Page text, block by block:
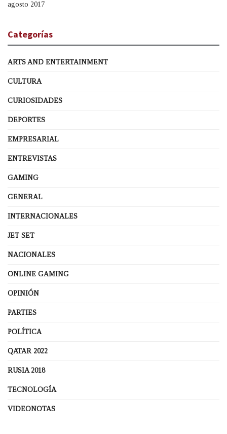
agosto 2017
Categorías
ARTS AND ENTERTAINMENT
CULTURA
CURIOSIDADES
DEPORTES
EMPRESARIAL
ENTREVISTAS
GAMING
GENERAL
INTERNACIONALES
JET SET
NACIONALES
ONLINE GAMING
OPINIÓN
PARTIES
POLÍTICA
QATAR 2022
RUSIA 2018
TECNOLOGÍA
VIDEONOTAS